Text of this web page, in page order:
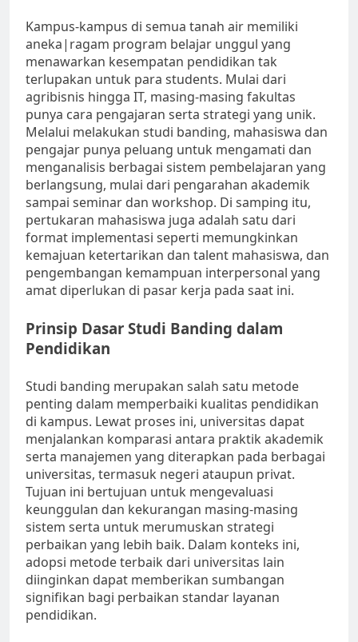
Kampus-kampus di semua tanah air memiliki
aneka|ragam program belajar unggul yang
menawarkan kesempatan pendidikan tak
terlupakan untuk para students. Mulai dari
agribisnis hingga IT, masing-masing fakultas
punya cara pengajaran serta strategi yang unik.
Melalui melakukan studi banding, mahasiswa dan
pengajar punya peluang untuk mengamati dan
menganalisis berbagai sistem pembelajaran yang
berlangsung, mulai dari pengarahan akademik
sampai seminar dan workshop. Di samping itu,
pertukaran mahasiswa juga adalah satu dari
format implementasi seperti memungkinkan
kemajuan ketertarikan dan talent mahasiswa, dan
pengembangan kemampuan interpersonal yang
amat diperlukan di pasar kerja pada saat ini.
Prinsip Dasar Studi Banding dalam
Pendidikan
Studi banding merupakan salah satu metode
penting dalam memperbaiki kualitas pendidikan
di kampus. Lewat proses ini, universitas dapat
menjalankan komparasi antara praktik akademik
serta manajemen yang diterapkan pada berbagai
universitas, termasuk negeri ataupun privat.
Tujuan ini bertujuan untuk mengevaluasi
keunggulan dan kekurangan masing-masing
sistem serta untuk merumuskan strategi
perbaikan yang lebih baik. Dalam konteks ini,
adopsi metode terbaik dari universitas lain
diinginkan dapat memberikan sumbangan
signifikan bagi perbaikan standar layanan
pendidikan.